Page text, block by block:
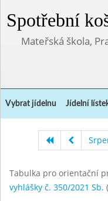
Spotřební
Mateřská škola,
Vybrat jídelnu Jídelní
Tabulka pro orientační
vyhlášky č. 350/2021 Sb.